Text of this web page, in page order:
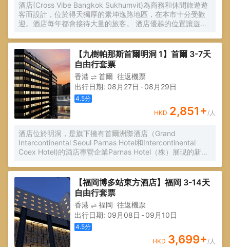
酒店(Cross Vibe Bangkok Sukhumvit)為商務和休閒旅遊遊
客而設計，位於得天獨厚的素坤逸路地區，在本市十分受歡
迎。酒店每年都會接待大量的旅客。 酒店優越的位置讓遊人
【九樹帕那斯首爾明洞 1】首爾 3-7天
自由行套票
香港 首爾 往返機票
出行日期: 08月27日 -08月29日
4.5分
HKD 2,851+/人
酒店位於明洞，是旗下擁有首爾洲際酒店（Grand
Intercontinental Seoul Parnas Hotel和Intercontinental
Coex Hotel)的酒店專營企業Parnas Hotel（株）展現的新概
值得信賴服務的豪華酒店。最近的地鐵站：明洞（Myeong-
dong）站，8號出口下，步行約1分鐘。
【福岡博多站東方酒店】福岡 3-14天
自由行套票
香港 福岡 往返機票
出行日期: 09月08日 -09月10日
4.5分
HKD 3,699+/人